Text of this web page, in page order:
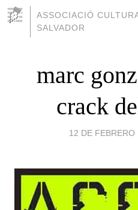
ASSOCIACIÓ
SALVADOR
marc
crack
12 DE